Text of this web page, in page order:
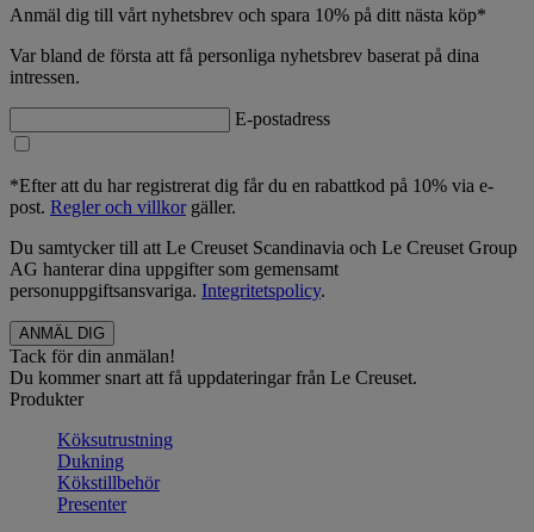
Anmäl dig till vårt nyhetsbrev och spara 10% på ditt nästa köp*
Var bland de första att få personliga nyhetsbrev baserat på dina
intressen.
E-postadress
*Efter att du har registrerat dig får du en rabattkod på 10% via e-
post. Regler och villkorgäller.
Du samtycker till att Le Creuset Scandinavia och Le Creuset Group
AG hanterar dina uppgifter som gemensamt
personuppgiftsansvariga. Integritetspolicy.
Tack för din anmälan!
Du kommer snart att få uppdateringar från Le Creuset.
Produkter
Köksutrustning
Dukning
Kökstillbehör
Presenter